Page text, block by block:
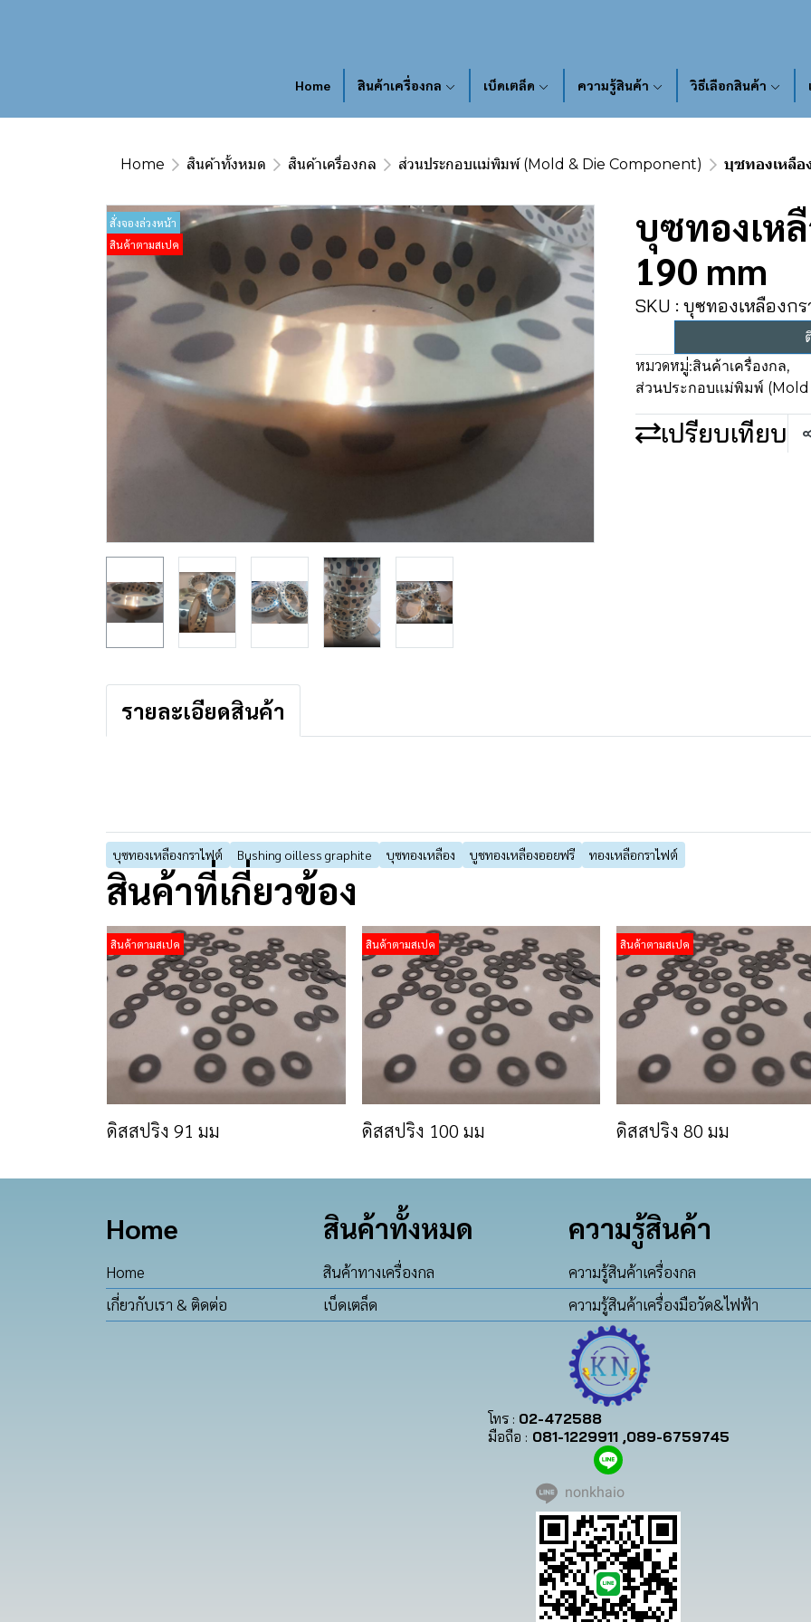
Home สินค้าเครื่องกล เบ็ดเตล็ด ความรู้สินค้า วิธีเลือกสินค้า
Home สินค้าทั้งหมด สินค้าเครื่องกล ส่วนประกอบเเม่พิมพ์ (Mold & Die Component) บุซทองเหลื
สั่งจองล่วงหน้า
สินค้าตามสเปค
บุซทองเห
190 mm
SKU : บุซทองเหลืองก
หมวดหมู่:สินค้าเครื่องกล,
ส่วนประกอบเเม่พิมพ์
เปรียบเทียบ
รายละเอียดสินค้า
บุซทองเหลืองกราไฟต์ Bushing oilless graphite บุซทองเหลือง บูชทองเหลืองออยฟรี ทองเหลือกราไฟต์
สินค้าที่เกี่ยวข้อง
สินค้าตามสเปค
ดิสสปริง 91 มม
สินค้าตามสเปค
ดิสสปริง 100 มม
สินค้าตามสเปค
ดิสสปริง 80 มม
Home
Home
เกี่ยวกับเรา & ติดต่อ
สินค้าทั้งหมด
สินค้าทางเครื่องกล
เบ็ดเตล็ด
ความรู้สินค้า
ความรู้สินค้าเครื่องกล
ความรู้สินค้าเครื่องมือวัด&ไฟฟ้า
โทร : 02-472588
มือถือ : 081-1229911 ,089-6759745
nonkhaio